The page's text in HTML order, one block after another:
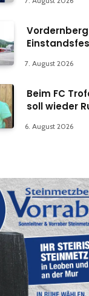
7. August 2026
Beim FC
soll wieder
6. August 2026